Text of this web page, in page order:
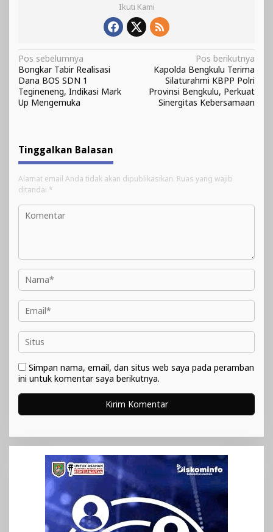
Ikuti Kami
Navigasi
pos
Pos sebelumnya
Bongkar Tabir Realisasi
Dana BOS SDN 1
Tegineneng, Indikasi Mark
Up Mengemuka
Pos berikutnya
Kapolda Bengkulu Terima
Silaturahmi KBPP Polri
Provinsi Bengkulu, Perkuat
Sinergitas Kebersamaan
Tinggalkan Balasan
Alamat email Anda tidak akan dipublikasikan. Ruas yang wajib
ditandai *
Simpan nama, email, dan situs web saya pada peramban
ini untuk komentar saya berikutnya.